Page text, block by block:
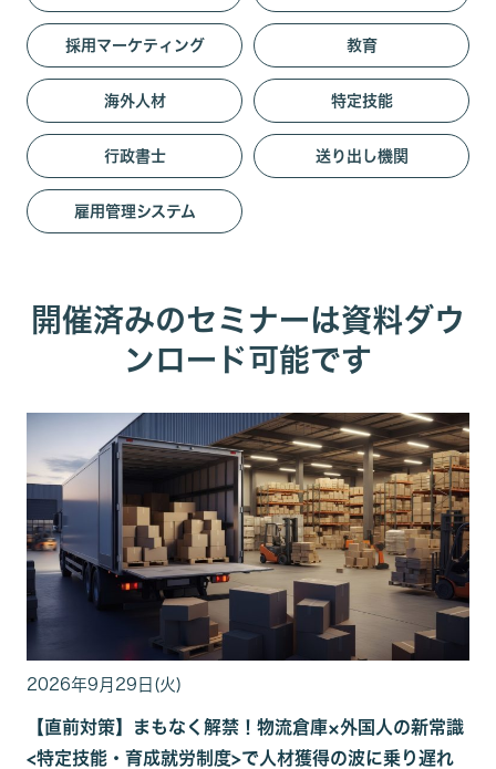
開催済みのセミナーは資料ダウ
ンロード可能です
2026年9月29日(火)
【直前対策】まもなく解禁！物流倉庫×外国人の新常識
<特定技能・育成就労制度>で人材獲得の波に乗り遅れ
採用マーケティング 教育
海外人材 特定技能
行政書士 送り出し機関
雇用管理システム